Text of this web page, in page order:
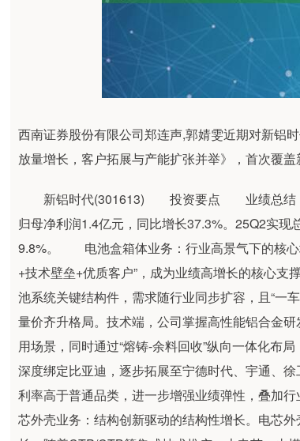
西南证券股份有限公司郑连声,郭婧雯近期对新铝
放量增长，客户拓展与产能扩张并举》，首次覆
新铝时代(301613) 投资要点 业绩总结：公
归母净利润1.4亿元，同比增长37.3%。25Q2实
9.8%。 电池盒箱体业务：行业高景气下的核心
+技术壁垒+优质客户”，成为业绩高增长的核心
池系统关键结构件，需求随行业同步扩容，且“一
量价齐升格局。技术端，公司掌握高性能铝合金
用场景，同时通过“熔铸-余料回收”纵向一体化布
深度绑定比亚迪，逐步拓展至宁德时代、宇通、
利率高于普通品类，进一步增强业绩弹性，叠
芯外壳业务：结构创新驱动的结构性增长。电芯